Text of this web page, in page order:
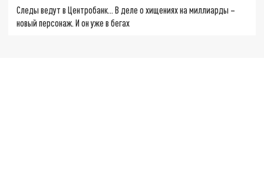
Следы ведут в Центробанк… В деле о хищениях на миллиарды –
новый персонаж. И он уже в бегах